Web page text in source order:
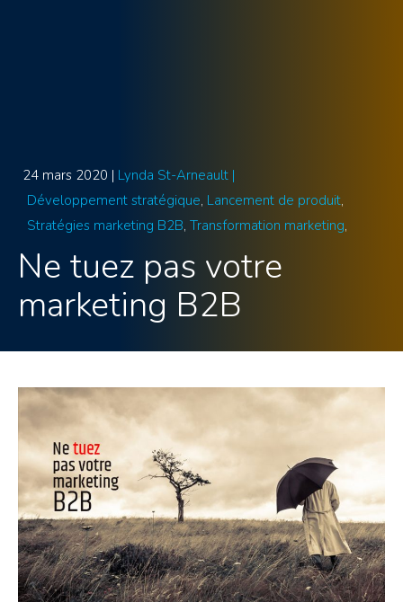
24 mars 2020 | Lynda St-Arneault |
Développement stratégique Lancement de produit
Stratégies marketing B2B Transformation marketing
Ne tuez pas votre
marketing B2B